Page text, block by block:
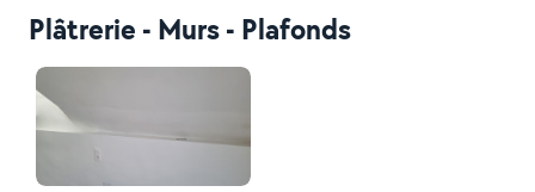
Plâtrerie - Murs - Plafonds